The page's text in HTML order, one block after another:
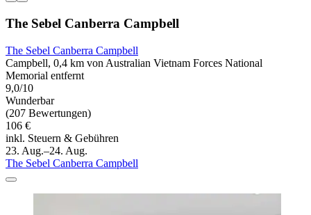
The Sebel Canberra Campbell
The Sebel Canberra Campbell
Campbell, 0,4 km von Australian Vietnam Forces National
Memorial entfernt
9,0/10
Wunderbar
(207 Bewertungen)
106 €
inkl. Steuern & Gebühren
23. Aug.–24. Aug.
The Sebel Canberra Campbell